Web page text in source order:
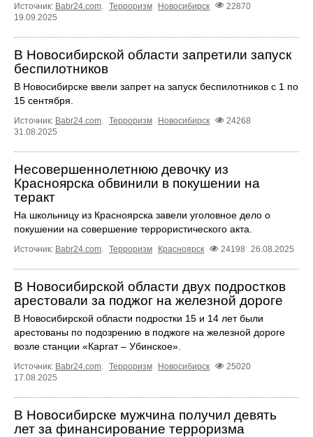
Источник: Babr24.com Терроризм Новосибирск
22870
19.09.2025
В Новосибирской области запретили запуск
беспилотников
В Новосибирске ввели запрет на запуск беспилотников с 1 по
15 сентября.
Источник: Babr24.com Терроризм Новосибирск
24268
31.08.2025
Несовершеннолетнюю девочку из
Красноярска обвинили в покушении на
теракт
На школьницу из Красноярска завели уголовное дело о
покушении на совершение террористического акта.
Источник: Babr24.com Терроризм Красноярск 24198 26.08.2025
В Новосибирской области двух подростков
арестовали за поджог на железной дороге
В Новосибирской области подростки 15 и 14 лет были
арестованы по подозрению в поджоге на железной дороге
возле станции «Каргат – Убинское».
Источник: Babr24.com. Терроризм Новосибирск
25020
17.08.2025
В Новосибирске мужчина получил девять
лет за финансирование терроризма